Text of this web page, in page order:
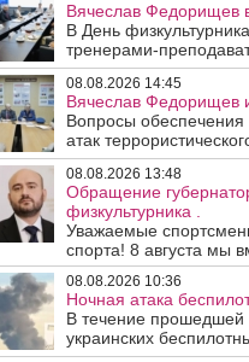
Вячеслав Федорищев
В День
тренерами-
08.08.2026 14:45
Вячеслав Федорищев
Вопросы обеспечения
атак
08.08.2026 13:48
Обращение
физкультурника .
Уважаемые
спорта! 8 августа мы
08.08.2026 10:36
Ночная атака
В течение
украинских